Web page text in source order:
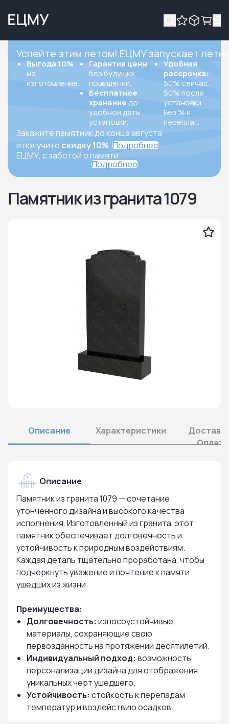
Успейте этим летом! ЕЦМУ запускает
Выгода 10%
на
изготовление.
Гарантия цены
без будущих
повышений.
Бесплатное
хранение до
удобной даты
установки.
Удобная
рассрочка:
50% сейчас,
50% после
установки.
Без % и
переплат.
Закажите памятник до конца августа
и получите скидку 10% Подробнее
ЕЦМУ, с заботой о памяти
Подробнее
Памятник из гранита 1079
Описание Характеристики
Оплата
Описание
Памятник из гранита 1079 — сочетание
утонченного дизайна и высокого качества
исполнения. Изготовленный из гранита, этот
памятник обеспечивает долговечность и
устойчивость к природным воздействиям.
Каждая деталь тщательно проработана, чтобы
подчеркнуть уважение и почтение к памяти
ушедших из жизни.
Преимущества:
Долговечность: износоустойчивые
материалы, сохраняющие свою
первозданность на протяжении десятилетий.
Индивидуальный подход: возможность
персонализации дизайна для отображения
уникальных черт ушедшего.
Устойчивость: стойкость к перепадам
температур и воздействию осадков.